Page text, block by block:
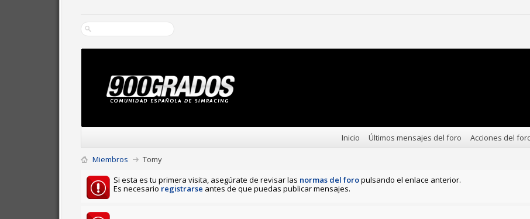
Inicio Últimos mensajes del foro Acciones del
Miembros
Tomy
Si esta es tu primera visita, asegúrate de revisar las normas del foropulsando el enlace anterior.
Es necesario registrarse antes de que puedas publicar mensajes.